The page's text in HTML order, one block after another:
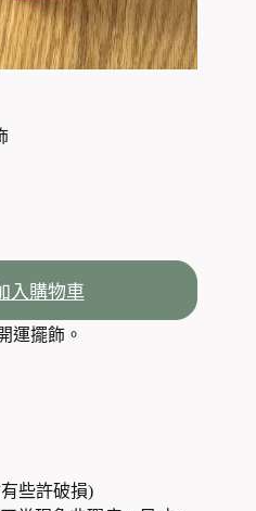
入購物車
運擺飾。
些許破損)